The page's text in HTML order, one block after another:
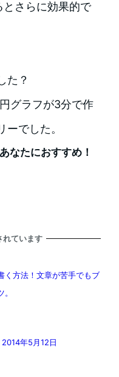
さらに効果的で
た？
グラフが3分で作
でした。
なたにおすすめ！
れています
く方法！文章が苦手でもブ
年5月12日